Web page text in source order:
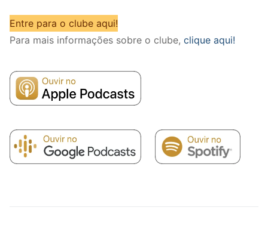
Entre para o clube aqui!
Para mais informações sobre o clube, clique aqui!